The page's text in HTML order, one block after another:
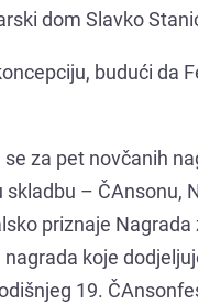
dom Slavko
budući da
za pet novčanih
– ČAnsonu,
priznaje
koje
19.